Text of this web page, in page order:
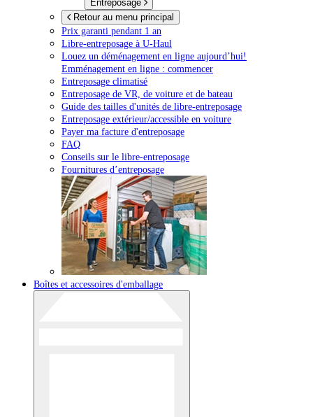
Entreposage
Retour au menu principal
Prix garanti pendant 1 an
Libre-entreposage à U-Haul
Louez un déménagement en ligne aujourd’hui!
Emménagement en ligne : commencer
Entreposage climatisé
Entreposage de VR, de voiture et de bateau
Guide des tailles d'unités de libre-entreposage
Entreposage extérieur/accessible en voiture
Payer ma facture d'entreposage
FAQ
Conseils sur le libre-entreposage
Fournitures d’entreposage
Boîtes et accessoires d'emballage